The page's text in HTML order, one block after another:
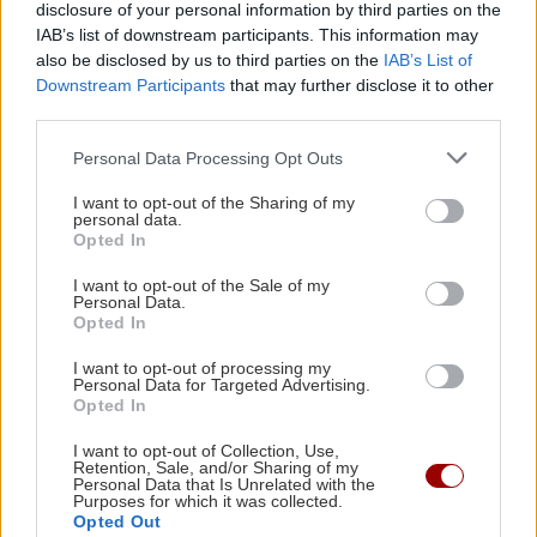
disclosure of your personal information by third parties on the
IAB’s list of downstream participants. This information may
also be disclosed by us to third parties on the IAB’s List of
Downstream Participants that may further disclose it to other
Personal Data Processing Opt Outs
I want to opt-out of the Sharing of my
personal data.
Opted In
I want to opt-out of the Sale of my
Personal Data.
Opted In
I want to opt-out of processing my
Personal Data for Targeted Advertising.
Opted In
I want to opt-out of Collection, Use,
Retention, Sale, and/or Sharing of my
Personal Data that Is Unrelated with the
Purposes for which it was collected.
Opted Out
Ακολουθήστε το ekriti.gr στοGoogle Newsκαι
μάθετε πρώτοι όλες τις ειδήσεις για την Κρήτη
και όχι μόνο.
Γκάζι Κρητικοί Πυροβολισμοί
ΡΟΗ ΕΙΔΗΣΕΩΝ
22:16
ΑΘΛΗΤΙΚΑ
ΑΕΚ: Φιλική τεσσάρα στην Καλλιθέα πριν το
GOSSIP - LIFESTYLE